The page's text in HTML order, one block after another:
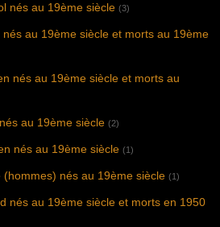
nés au 19ème siècle (3)
au 19ème siècle et morts au 19ème
nés au 19ème siècle et morts au
au 19ème siècle (2)
nés au 19ème siècle (1)
nés au 19ème siècle (1)
nés au 19ème siècle et morts en 1950